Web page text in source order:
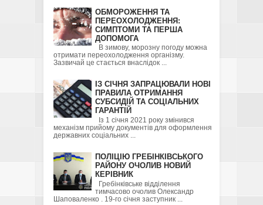
ОБМОРОЖЕННЯ ТА
ПЕРЕОХОЛОДЖЕННЯ:
СИМПТОМИ ТА ПЕРША
ДОПОМОГА
В зимову, морозну погоду можна
отримати переохолодження організму.
Зазвичай це стається внаслідок ...
ІЗ СІЧНЯ ЗАПРАЦЮВАЛИ НОВІ
ПРАВИЛА ОТРИМАННЯ
СУБСИДІЙ ТА СОЦІАЛЬНИХ
ГАРАНТІЙ
Із 1 січня 2021 року змінився
механізм прийому документів для оформлення
державних соціальних ...
ПОЛІЦІЮ ГРЕБІНКІВСЬКОГО
РАЙОНУ ОЧОЛИВ НОВИЙ
КЕРІВНИК
Гребінківське відділення
тимчасово очолив Олександр
Шаповаленко . 19-го січня заступник ...